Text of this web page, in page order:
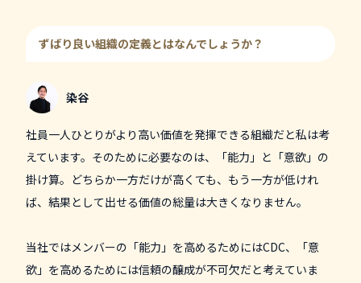
ずばり良い組織の定義とはなんでしょうか？
染谷
社員一人ひとりがより高い価値を発揮できる組織だと私は考
えています。そのために必要なのは、「能力」と「意欲」の
掛け算。どちらか一方だけが高くても、もう一方が低けれ
ば、結果として出せる価値の総量は大きくなりません。
当社ではメンバーの「能力」を高めるためにはCDC、「意
欲」を高めるためには信頼の醸成が不可欠だと考えていま